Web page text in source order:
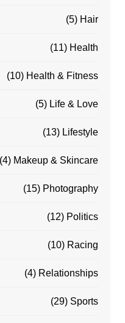
Hair
(5)
Health
(11)
Health & Fitness
(10)
Life & Love
(5)
Lifestyle
(13)
Makeup & Skincare
(4)
Photography
(15)
Politics
(12)
Racing
(10)
Relationships
(4)
Sports
(29)